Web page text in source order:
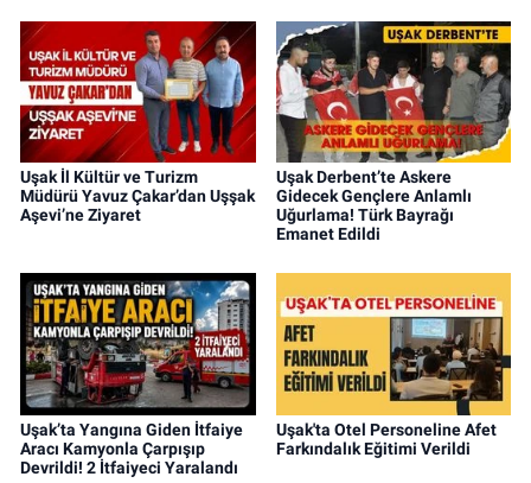
Uşak İl Kültür ve Turizm
Müdürü Yavuz Çakar’dan Uşşak
Aşevi’ne Ziyaret
Uşak Derbent’te Askere
Gidecek Gençlere Anlamlı
Uğurlama! Türk Bayrağı
Emanet Edildi
Uşak’ta Yangına Giden İtfaiye
Aracı Kamyonla Çarpışıp
Devrildi! 2 İtfaiyeci Yaralandı
Uşak'ta Otel Personeline Afet
Farkındalık Eğitimi Verildi